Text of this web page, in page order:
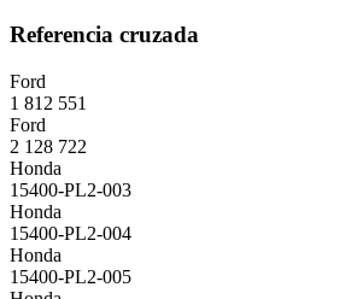
Referencia cruzada
Ford
1 812 551
Ford
2 128 722
Honda
15400-PL2-003
Honda
15400-PL2-004
Honda
15400-PL2-005